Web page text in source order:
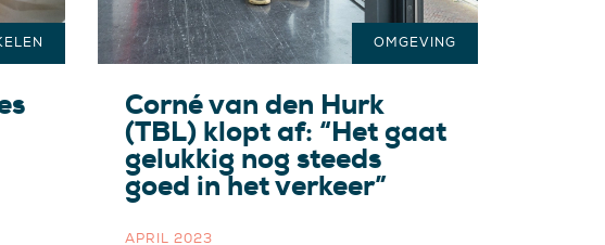
Corné van den Hurk
(TBL) klopt af: “Het gaat
gelukkig nog steeds
goed in het verkeer”
APRIL 2023
OMGEVING